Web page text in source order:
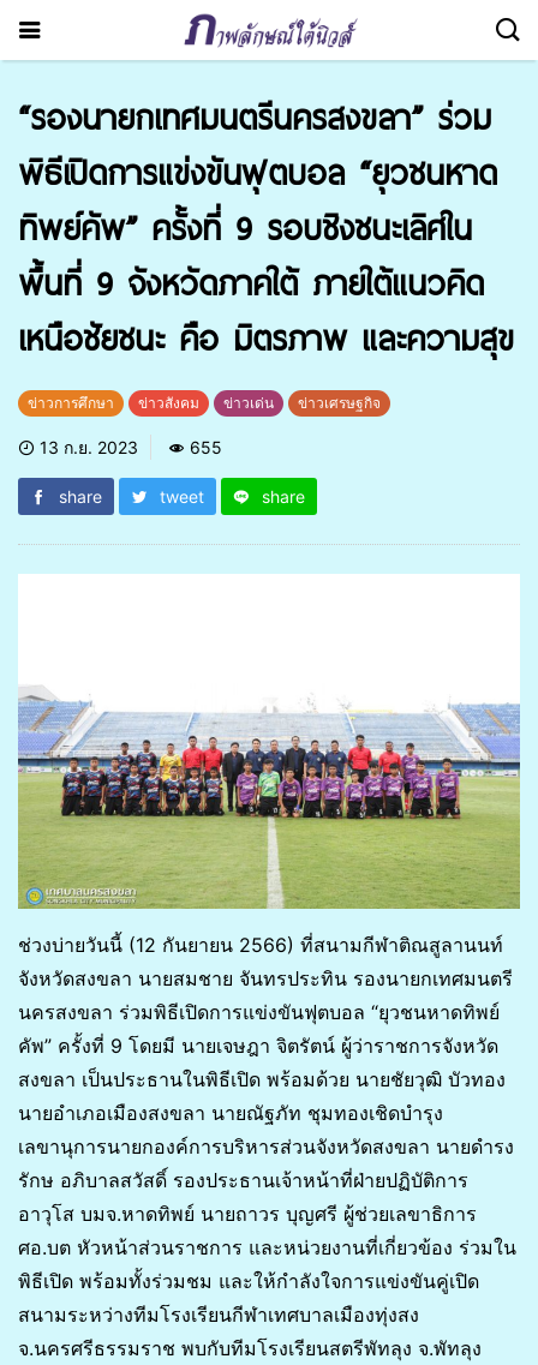
“รองนายกเทศมนตรีนครสงขลา” ร่วม
พิธีเปิดการแข่งขันฟุตบอล “ยุวชนหาด
ทิพย์คัพ” ครั้งที่ 9 รอบชิงชนะเลิศใน
พื้นที่ 9 จังหวัดภาคใต้ ภายใต้แนวคิด
เหนือชัยชนะ คือ มิตรภาพ และความสุข
ข่าวการศึกษา ข่าวสังคม ข่าวเด่น ข่าวเศรษฐกิจ
13 ก.ย. 2023 655
share tweet share
ช่วงบ่ายวันนี้ (12 กันยายน 2566) ที่สนามกีฬาติณสูลานนท์
จังหวัดสงขลา นายสมชาย จันทรประทิน รองนายกเทศมนตรี
นครสงขลา ร่วมพิธีเปิดการแข่งขันฟุตบอล “ยุวชนหาดทิพย์
คัพ” ครั้งที่ 9 โดยมี นายเจษฎา จิตรัตน์ ผู้ว่าราชการจังหวัด
สงขลา เป็นประธานในพิธีเปิด พร้อมด้วย นายชัยวุฒิ บัวทอง
นายอำเภอเมืองสงขลา นายณัฐภัท ชุมทองเชิดบำรุง
เลขานุการนายกองค์การบริหารส่วนจังหวัดสงขลา นายดำรง
รักษ อภิบาลสวัสดิ์ รองประธานเจ้าหน้าที่ฝ่ายปฏิบัติการ
อาวุโส บมจ.หาดทิพย์ นายถาวร บุญศรี ผู้ช่วยเลขาธิการ
ศอ.บต หัวหน้าส่วนราชการ และหน่วยงานที่เกี่ยวข้อง ร่วมใน
พิธีเปิด พร้อมทั้งร่วมชม และให้กำลังใจการแข่งขันคู่เปิด
สนามระหว่างทีมโรงเรียนกีฬาเทศบาลเมืองทุ่งสง
จ.นครศรีธรรมราช พบกับทีมโรงเรียนสตรีพัทลุง จ.พัทลุง